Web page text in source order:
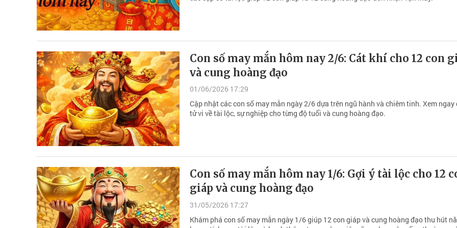
Con số may mắn hôm nay 2/6: Cát khí cho 12 con
và cung hoàng đạo
01/06/2026 17:29
Cập nhật các con số may mắn ngày 2/6 dựa trên ngũ hành và chiêm tinh. Xem ngay
tử vi về tài lộc, sự nghiệp cho từng độ tuổi và cung hoàng đạo.
Con số may mắn hôm nay 1/6: Gợi ý tài lộc cho 12
giáp và cung hoàng đạo
31/05/2026 17:27
Khám phá con số may mắn ngày 1/6 giúp 12 con giáp và cung hoàng đạo thu hút